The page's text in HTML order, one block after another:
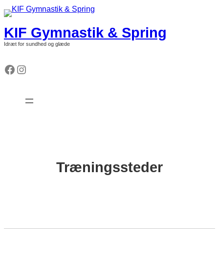
Spring
til
KIF Gymnastik & Spring
Idræt for sundhed og glæde
Facebook
Instagram
Træningssteder